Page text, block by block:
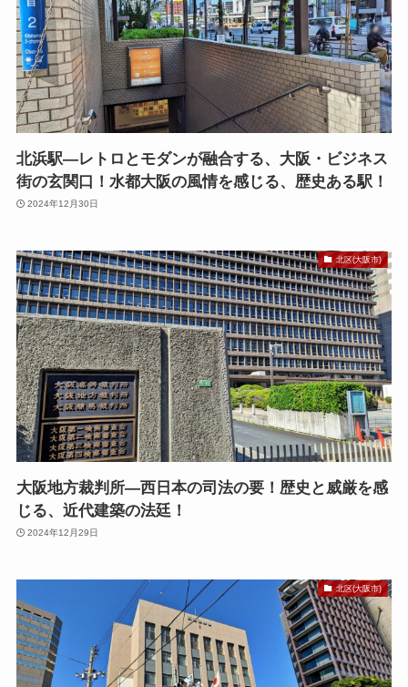
北浜駅—レトロとモダンが融合する、大阪・ビジネス
街の玄関口！水都大阪の風情を感じる、歴史ある駅！
2024年12月30日
北区(大阪市)
大阪地方裁判所—西日本の司法の要！歴史と威厳を感
じる、近代建築の法廷！
2024年12月29日
北区(大阪市)